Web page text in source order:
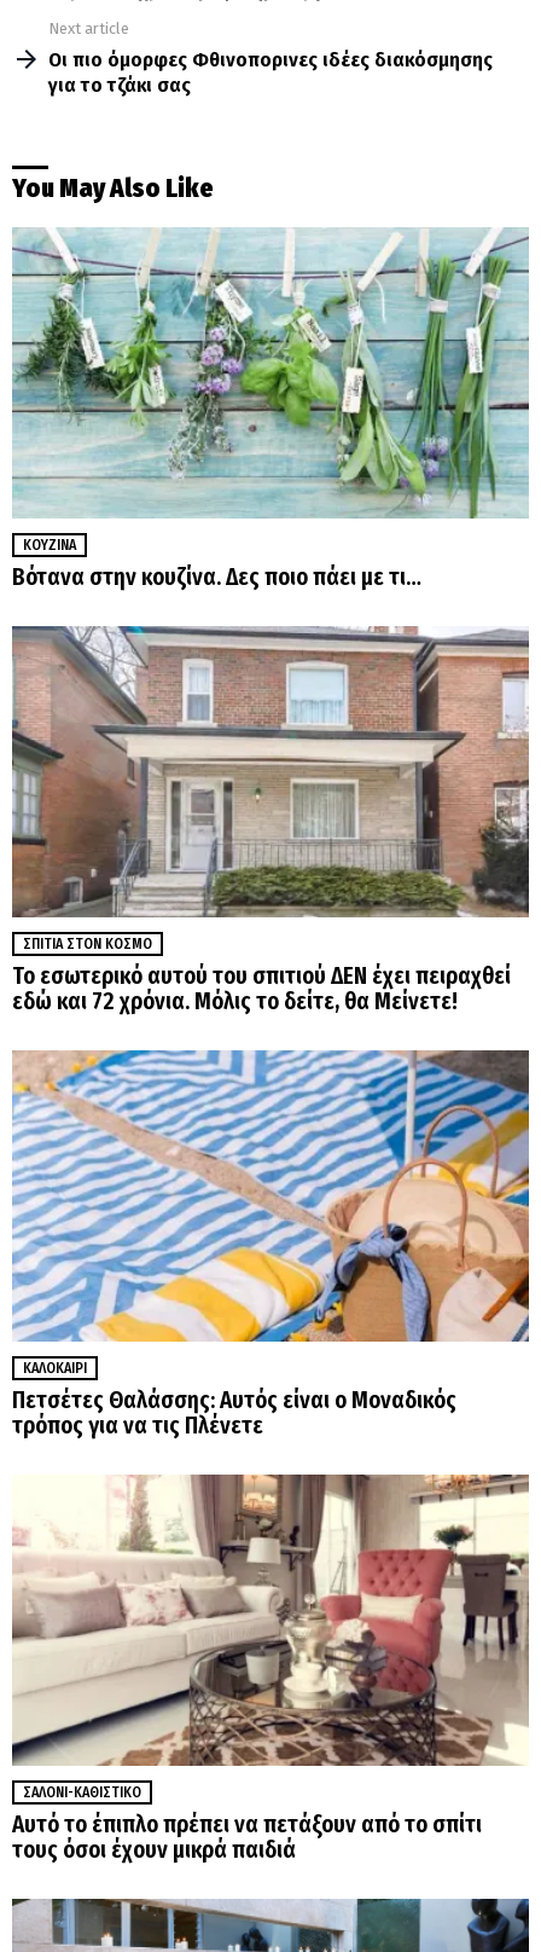
Next article
Οι πιο όμορφες Φθινοπορινες ιδέες διακόσμησης
για το τζάκι σας
You May Also Like
ΚΟΥΖΊΝΑ
Βότανα στην κουζίνα. Δες ποιο πάει με τι…
ΣΠΊΤΙΑ ΣΤΟΝ ΚΌΣΜΟ
Το εσωτερικό αυτού του σπιτιού ΔΕΝ έχει πειραχθεί
εδώ και 72 χρόνια. Μόλις το δείτε, θα Μείνετε!
ΚΑΛΟΚΑΊΡΙ
Πετσέτες Θαλάσσης: Αυτός είναι ο Μοναδικός
τρόπος για να τις Πλένετε
ΣΑΛΌΝΙ-ΚΑΘΙΣΤΙΚΌ
Αυτό το έπιπλο πρέπει να πετάξουν από το σπίτι
τους όσοι έχουν μικρά παιδιά